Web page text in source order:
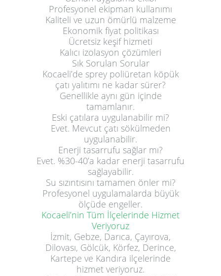
Profesyonel ekipman kullanımı
Kaliteli ve uzun ömürlü malzeme
Ekonomik fiyat politikası
Ücretsiz keşif hizmeti
Kalıcı izolasyon çözümleri
Sık Sorulan Sorular
Kocaeli’de sprey poliüretan köpük
çatı yalıtımı ne kadar sürer?
Genellikle aynı gün içinde
tamamlanır.
Eski çatılara uygulanabilir mi?
Evet. Mevcut çatı sökülmeden
uygulanabilir.
Enerji tasarrufu sağlar mı?
Evet. %30-40’a kadar enerji tasarrufu
sağlayabilir.
Su sızıntısını tamamen önler mi?
Profesyonel uygulamalarda büyük
ölçüde engeller.
Kocaeli’nin Tüm İlçelerinde Hizmet
Veriyoruz
İzmit, Gebze, Darıca, Çayırova,
Dilovası, Gölcük, Körfez, Derince,
Kartepe ve Kandıra ilçelerinde
hizmet veriyoruz.